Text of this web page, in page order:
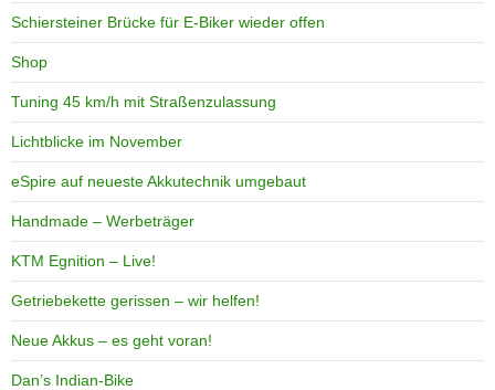
Schiersteiner Brücke für E-Biker wieder offen
Shop
Tuning 45 km/h mit Straßenzulassung
Lichtblicke im November
eSpire auf neueste Akkutechnik umgebaut
Handmade – Werbeträger
KTM Egnition – Live!
Getriebekette gerissen – wir helfen!
Neue Akkus – es geht voran!
Dan’s Indian-Bike